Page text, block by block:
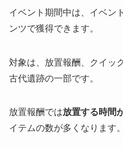
イベント期間中は、イベン
ンツで獲得できます。
対象は、放置報酬、クイッ
古代遺跡の一部です。
放置報酬では放置する時間
イテムの数が多くなります。